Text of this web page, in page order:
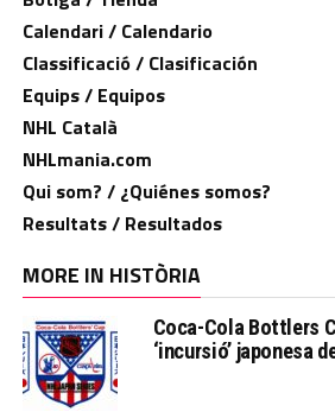
Calendari / Calendario
Classificació / Clasificación
Equips / Equipos
NHL Català
NHLmania.com
Qui som? / ¿Quiénes somos?
Resultats / Resultados
MORE IN HISTÒRIA
Coca-Cola Bottlers
‘incursió’ japonesa